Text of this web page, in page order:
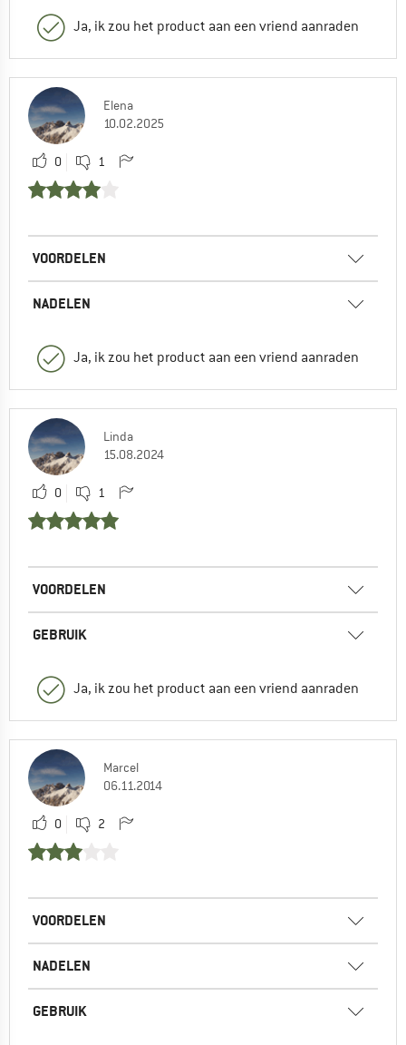
Ja, ik zou het product aan een vriend aanraden
Elena
10.02.2025
0 1
VOORDELEN
NADELEN
Ja, ik zou het product aan een vriend aanraden
Linda
15.08.2024
0 1
VOORDELEN
GEBRUIK
Ja, ik zou het product aan een vriend aanraden
Marcel
06.11.2014
0 2
VOORDELEN
NADELEN
GEBRUIK